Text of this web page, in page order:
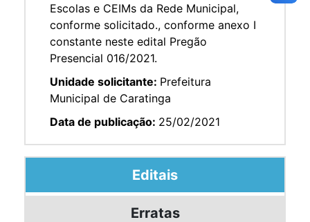
Escolas e CEIMs da Rede Municipal,
conforme solicitado., conforme anexo I
constante neste edital Pregão
Presencial 016/2021.
Unidade solicitante: Prefeitura
Municipal de Caratinga
Data de publicação: 25/02/2021
Editais
Erratas